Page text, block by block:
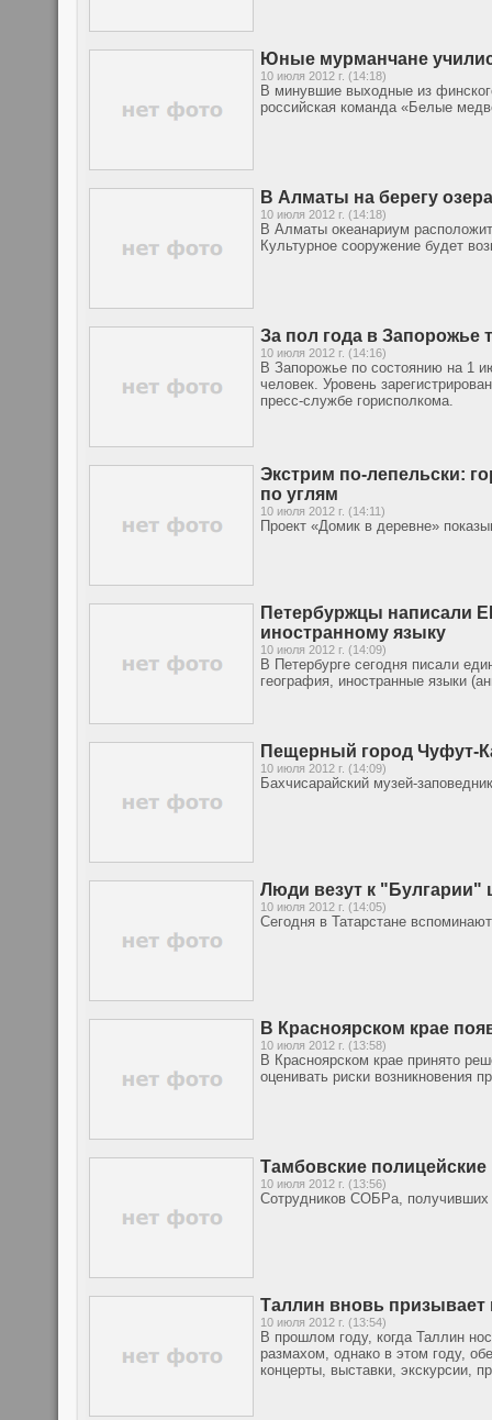
Юные мурманчане
10 июля 2012 г. (14:18)
В минувшие выходные из
российская команда «Белые
В Алматы на берегу
10 июля 2012 г. (14:18)
В Алматы океанариум
Культурное сооружение будет
За пол года в Запорожье
10 июля 2012 г. (14:16)
В Запорожье по состоянию на 1
человек. Уровень
пресс-службе горисполкома.
Экстрим по-лепельски:
по углям
10 июля 2012 г. (14:11)
Проект «Домик в деревне»
Петербуржцы написали
иностранному языку
10 июля 2012 г. (14:09)
В Петербурге сегодня писали
география, иностранные языки
Пещерный город Чуфут-
10 июля 2012 г. (14:09)
Бахчисарайский музей-
Люди везут к "Булгарии"
10 июля 2012 г. (14:05)
Сегодня в Татарстане
В Красноярском крае
10 июля 2012 г. (13:58)
В Красноярском крае принято
оценивать риски возникновения
Тамбовские полицейские
10 июля 2012 г. (13:56)
Сотрудников СОБРа, получивших
Таллин вновь
10 июля 2012 г. (13:54)
В прошлом году, когда Таллин
размахом, однако в этом году,
концерты, выставки, экскурсии,